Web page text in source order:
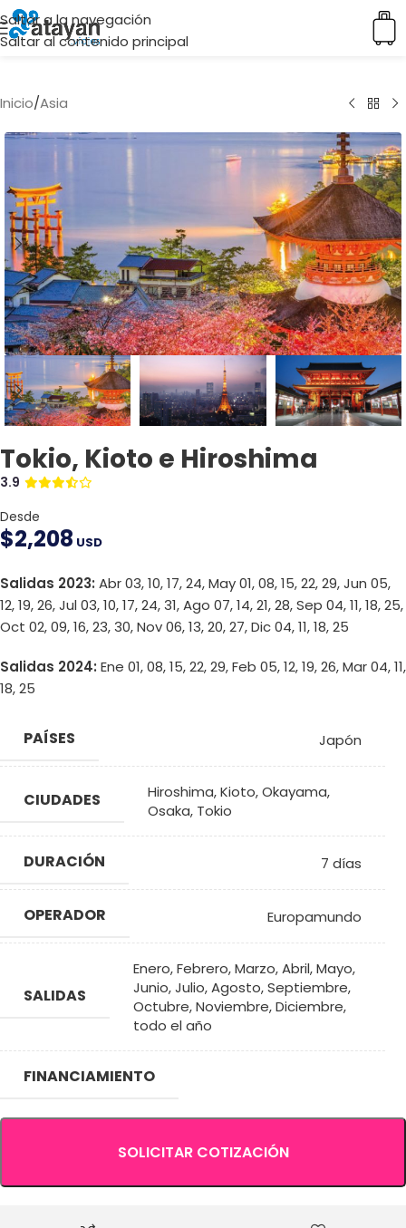
Saltar a la navegación
Saltar al contenido principal
Inicio/Asia
Tokio, Kioto e Hiroshima
3.9
Desde
$2,208 USD
Salidas 2023: Abr 03, 10, 17, 24, May 01, 08, 15, 22, 29, Jun 05,
12, 19, 26, Jul 03, 10, 17, 24, 31, Ago 07, 14, 21, 28, Sep 04, 11, 18, 25,
Oct 02, 09, 16, 23, 30, Nov 06, 13, 20, 27, Dic 04, 11, 18, 25
Salidas 2024: Ene 01, 08, 15, 22, 29, Feb 05, 12, 19, 26, Mar 04, 11,
18, 25
PAÍSES Japón
CIUDADES Hiroshima,Kioto,Okayama,
Osaka, Tokio
DURACIÓN 7 días
OPERADOR Europamundo
SALIDAS
Enero,Febrero,Marzo,Abril,Mayo,
Junio,Julio,Agosto,Septiembre,
Octubre,Noviembre,Diciembre,
todo el año
FINANCIAMIENTO
SOLICITAR COTIZACIÓN